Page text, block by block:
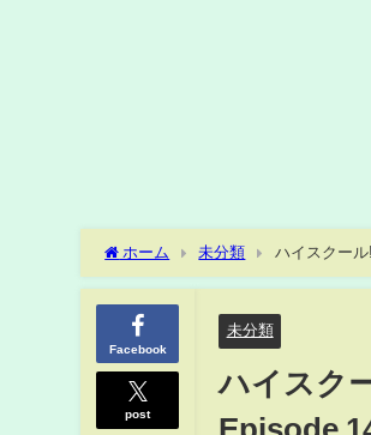
ホーム 未分類 ハイスクー
Facebook
post
未分類
ハイスク